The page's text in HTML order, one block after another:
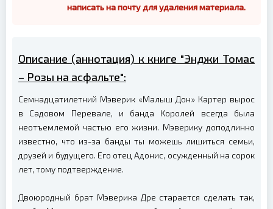
написать на почту для удаления материала.
Описание (аннотация) к книге "Энджи Томас
– Розы на асфальте":
Семнадцатилетний Мэверик «Малыш Дон» Картер вырос
в Садовом Перевале, и банда Королей всегда была
неотъемлемой частью его жизни. Мэверику доподлинно
известно, что из-за банды ты можешь лишиться семьи,
друзей и будущего. Его отец Адонис, осужденный на сорок
лет, тому подтверждение.
Двоюродный брат Мэверика Дре старается сделать так,